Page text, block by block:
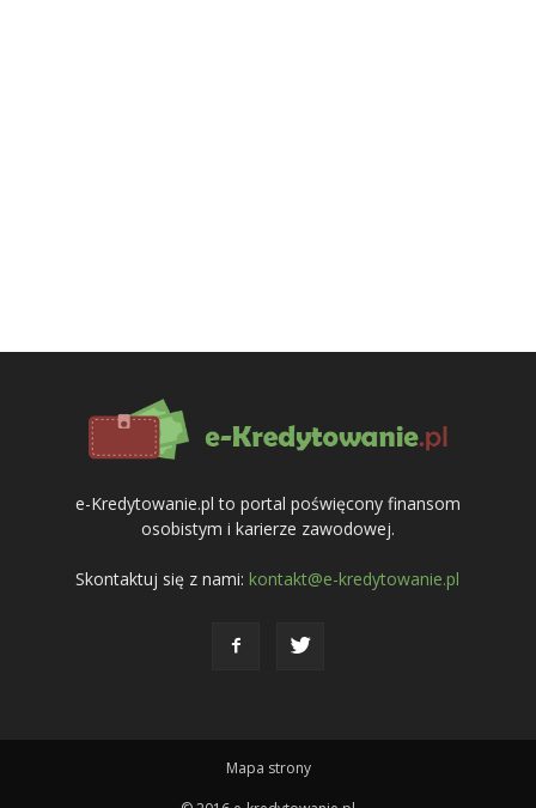
e-Kredytowanie.pl to portal poświęcony finansom
osobistym i karierze zawodowej.
Skontaktuj się z nami: kontakt@e-kredytowanie.pl
Mapa strony